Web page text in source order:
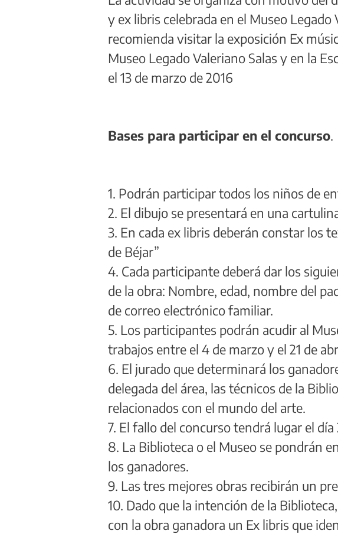
y ex libris celebrada en el Museo Legado
recomienda visitar la exposición Ex
Museo Legado Valeriano Salas y en la
el 13 de marzo de 2016
Bases para participar en el concurso.
1. Podrán participar todos los niños de
2. El dibujo se presentará en una
3. En cada ex libris deberán constar los
de Béjar”
4. Cada participante deberá dar los
de la obra: Nombre, edad, nombre del
de correo electrónico familiar.
5. Los participantes podrán acudir al
trabajos entre el 4 de marzo y el 21 de
6. El jurado que determinará los
delegada del área, las técnicos de la
relacionados con el mundo del arte.
7. El fallo del concurso tendrá lugar el día
8. La Biblioteca o el Museo se pondrán
los ganadores.
9. Las tres mejores obras recibirán un
10. Dado que la intención de la
con la obra ganadora un Ex libris que